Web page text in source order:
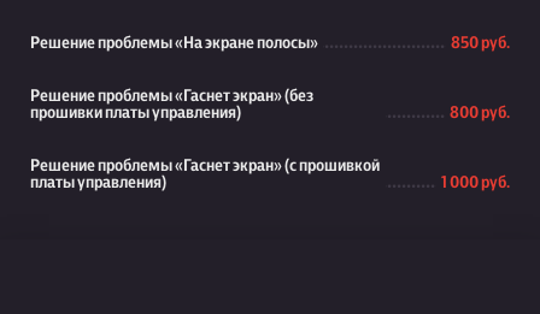
Решение проблемы «На экране полосы» 850 руб.
Решение проблемы «Гаснет экран» (без
прошивки платы управления)
800 руб.
Решение проблемы «Гаснет экран» (с прошивкой
платы управления)
1 000 руб.